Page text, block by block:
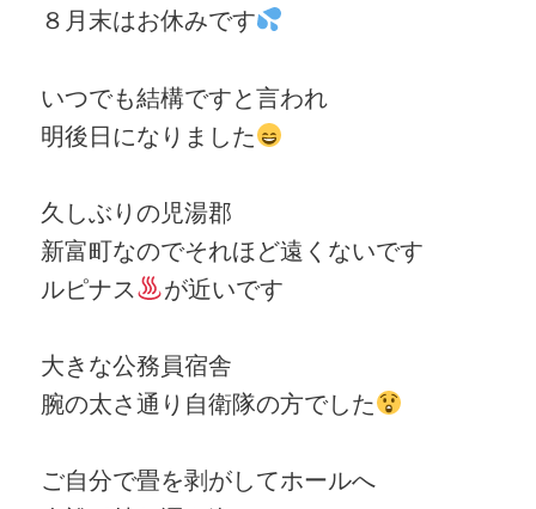
８月末はお休みです
いつでも結構ですと言われ
明後日になりました
久しぶりの児湯郡
新富町なのでそれほど遠くないです
ルピナス
が近いです
大きな公務員宿舎
腕の太さ通り自衛隊の方でした
ご自分で畳を剥がしてホールへ